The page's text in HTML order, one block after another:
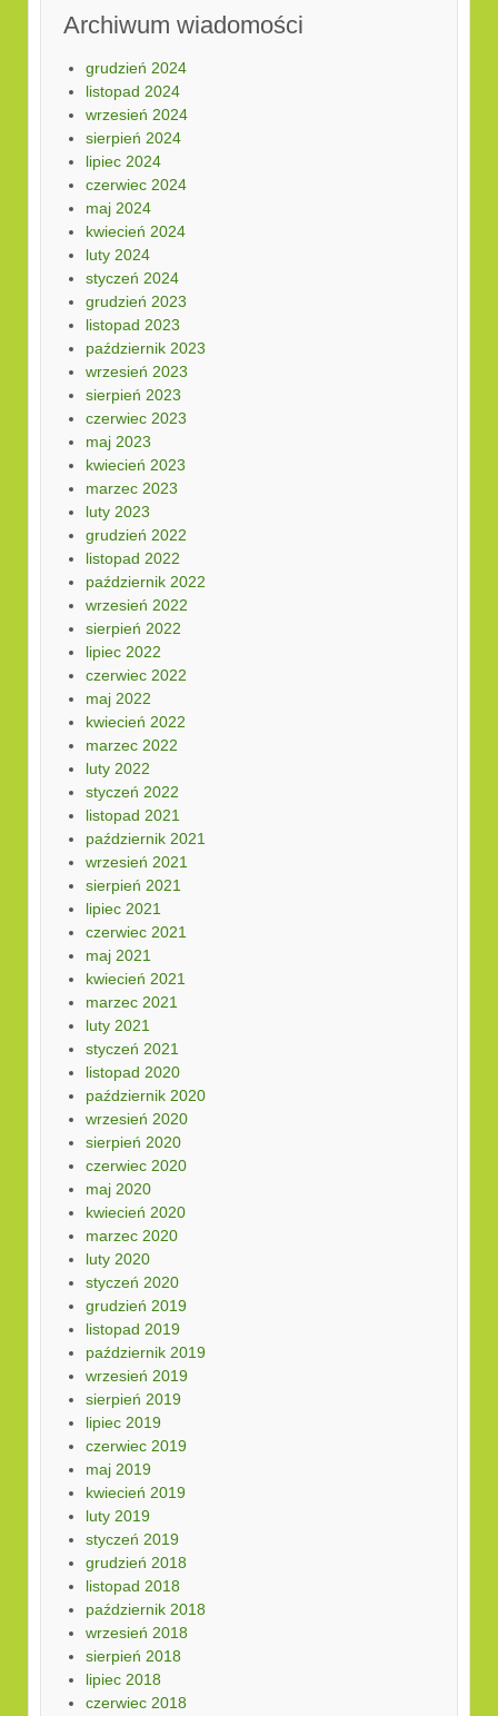
Archiwum wiadomości
grudzień 2024
listopad 2024
wrzesień 2024
sierpień 2024
lipiec 2024
czerwiec 2024
maj 2024
kwiecień 2024
luty 2024
styczeń 2024
grudzień 2023
listopad 2023
październik 2023
wrzesień 2023
sierpień 2023
czerwiec 2023
maj 2023
kwiecień 2023
marzec 2023
luty 2023
grudzień 2022
listopad 2022
październik 2022
wrzesień 2022
sierpień 2022
lipiec 2022
czerwiec 2022
maj 2022
kwiecień 2022
marzec 2022
luty 2022
styczeń 2022
listopad 2021
październik 2021
wrzesień 2021
sierpień 2021
lipiec 2021
czerwiec 2021
maj 2021
kwiecień 2021
marzec 2021
luty 2021
styczeń 2021
listopad 2020
październik 2020
wrzesień 2020
sierpień 2020
czerwiec 2020
maj 2020
kwiecień 2020
marzec 2020
luty 2020
styczeń 2020
grudzień 2019
listopad 2019
październik 2019
wrzesień 2019
sierpień 2019
lipiec 2019
czerwiec 2019
maj 2019
kwiecień 2019
luty 2019
styczeń 2019
grudzień 2018
listopad 2018
październik 2018
wrzesień 2018
sierpień 2018
lipiec 2018
czerwiec 2018